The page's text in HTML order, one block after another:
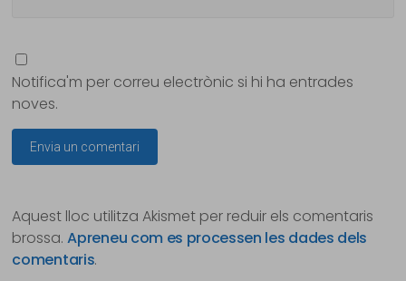
Notifica'm per correu electrònic si hi ha entrades
noves.
Aquest lloc utilitza Akismet per reduir els comentaris
brossa.Apreneu com es processen les dades dels
comentaris.